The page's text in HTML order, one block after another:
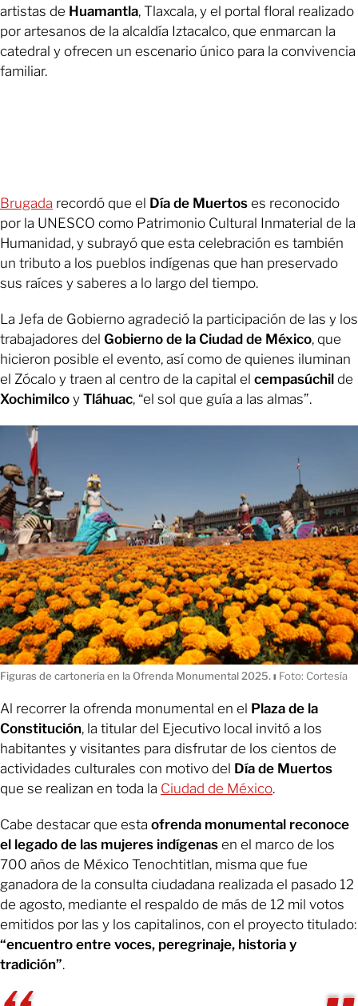
artistas de Huamantla, Tlaxcala, y el portal floral realizado
por artesanos de la alcaldía Iztacalco, que enmarcan la
catedral y ofrecen un escenario único para la convivencia
familiar.
Brugada recordó que el Día de Muertos es reconocido
por la UNESCO como Patrimonio Cultural Inmaterial de la
Humanidad, y subrayó que esta celebración es también
un tributo a los pueblos indígenas que han preservado
sus raíces y saberes a lo largo del tiempo.
La Jefa de Gobierno agradeció la participación de las y los
trabajadores del Gobierno de la Ciudad de México, que
hicieron posible el evento, así como de quienes iluminan
el Zócalo y traen al centro de la capital el cempasúchil de
Xochimilco y Tláhuac, “el sol que guía a las almas”.
Figuras de cartonería en la Ofrenda Monumental 2025. ı Foto: Cortesía
Al recorrer la ofrenda monumental en el Plaza de la
Constitución, la titular del Ejecutivo local invitó a los
habitantes y visitantes para disfrutar de los cientos de
actividades culturales con motivo del Día de Muertos
que se realizan en toda la Ciudad de México.
Cabe destacar que esta ofrenda monumental reconoce
el legado de las mujeres indígenas en el marco de los
700 años de México Tenochtitlan, misma que fue
ganadora de la consulta ciudadana realizada el pasado 12
de agosto, mediante el respaldo de más de 12 mil votos
emitidos por las y los capitalinos, con el proyecto titulado:
“encuentro entre voces, peregrinaje, historia y
tradición”.